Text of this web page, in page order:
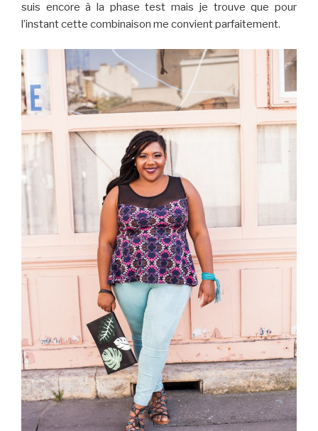
suis encore à la phase test mais je trouve que pour
l’instant cette combinaison me convient parfaitement.